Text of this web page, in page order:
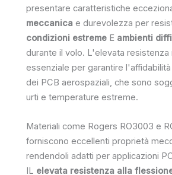
presentare caratteristiche
meccanica e durevolezza per
condizioni estreme E ambienti
durante il volo. L'elevata resistenza
essenziale per garantire
dei PCB aerospaziali, che sono
urti e temperature estreme.
Materiali come Rogers RO3003 e
forniscono eccellenti proprietà
rendendoli adatti per applicazioni
IL elevata resistenza alla